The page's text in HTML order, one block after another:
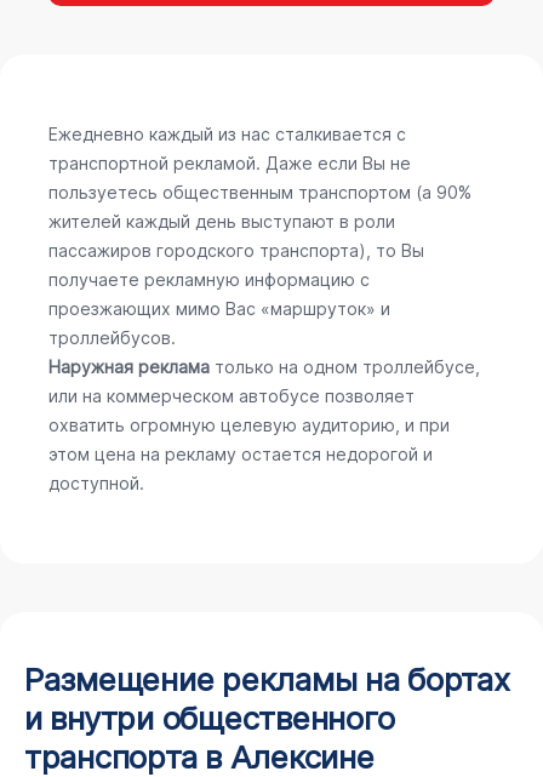
Ежедневно каждый из нас сталкивается с
транспортной рекламой. Даже если Вы не
пользуетесь общественным транспортом (а 90%
жителей каждый день выступают в роли
пассажиров городского транспорта), то Вы
получаете рекламную информацию с
проезжающих мимо Вас «маршруток» и
троллейбусов.
Наружная реклама только на одном троллейбусе,
или на коммерческом автобусе позволяет
охватить огромную целевую аудиторию, и при
этом цена на рекламу остается недорогой и
доступной.
Размещение рекламы на бортах
и внутри общественного
транспорта в Алексине